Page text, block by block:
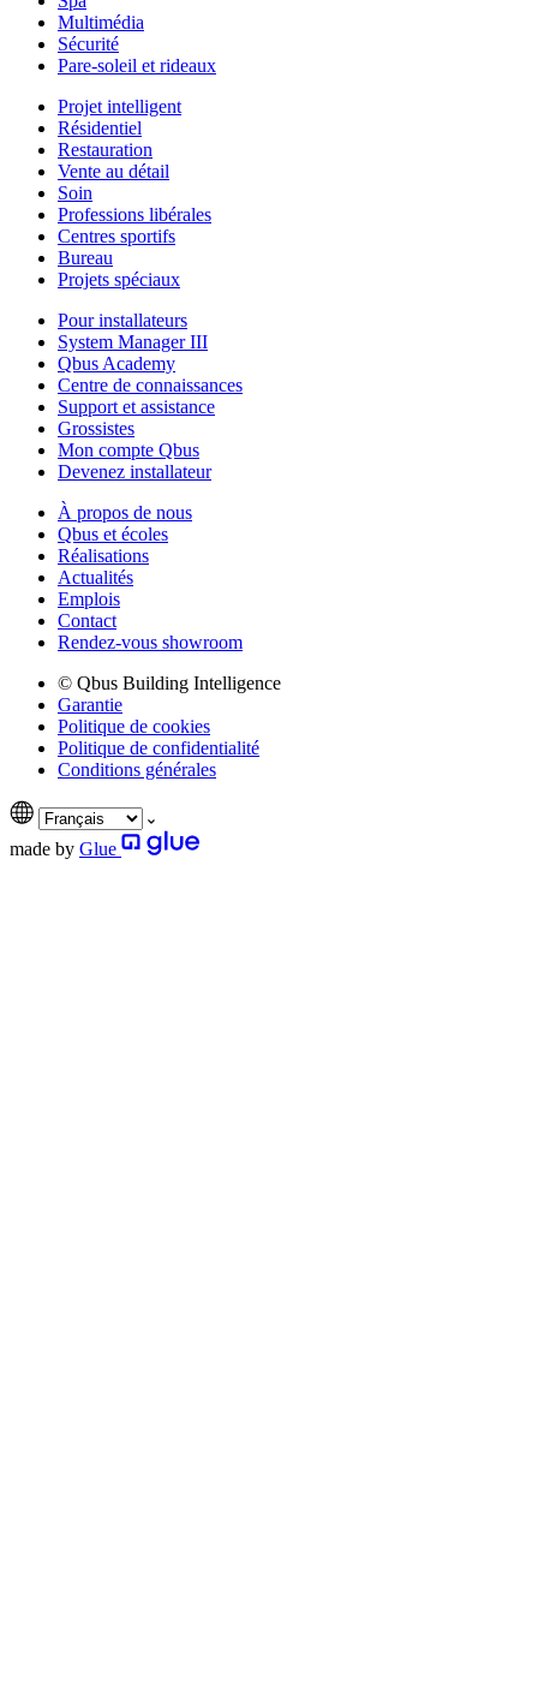
Multimédia
Sécurité
Pare-soleil et rideaux
Projet intelligent
Résidentiel
Restauration
Vente au détail
Soin
Professions libérales
Centres sportifs
Bureau
Projets spéciaux
Pour installateurs
System Manager III
Qbus Academy
Centre de connaissances
Support et assistance
Grossistes
Mon compte Qbus
Devenez installateur
À propos de nous
Qbus et écoles
Réalisations
Actualités
Emplois
Contact
Rendez-vous showroom
© Qbus Building Intelligence
Garantie
Politique de cookies
Politique de confidentialité
Conditions générales
made by Glue